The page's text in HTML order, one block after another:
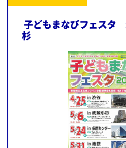
子どもまなびフェス
杉